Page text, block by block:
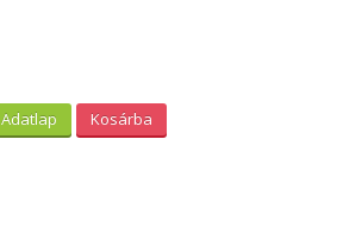
Adatlap Kosárba